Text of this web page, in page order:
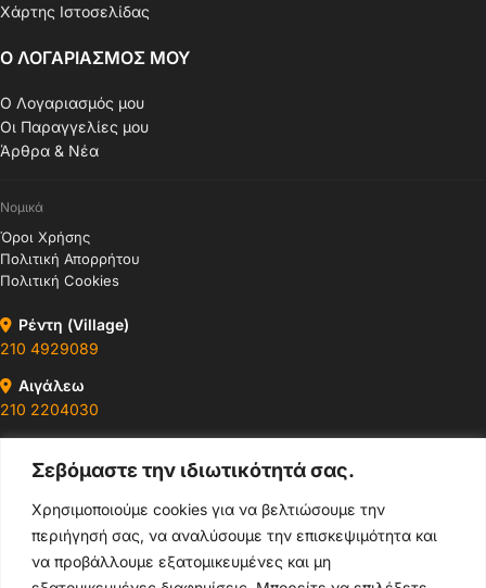
Σεβόμαστε την ιδιωτικότητά σας.
Χρησιμοποιούμε cookies για να βελτιώσουμε την
περιήγησή σας, να αναλύσουμε την επισκεψιμότητα και
να προβάλλουμε εξατομικευμένες και μη
Χάρτης Ιστοσελίδας
Ο ΛΟΓΑΡΙΑΣΜΟΣ ΜΟΥ
Ο Λογαριασμός μου
Οι Παραγγελίες μου
Άρθρα & Νέα
Νομικά
Όροι Χρήσης
Πολιτική Απορρήτου
Πολιτική Cookies
Ρέντη (Village)
210 4929089
Αιγάλεω
210 2204030
210 4400147
Ωράρια & Διευθύνσεις →